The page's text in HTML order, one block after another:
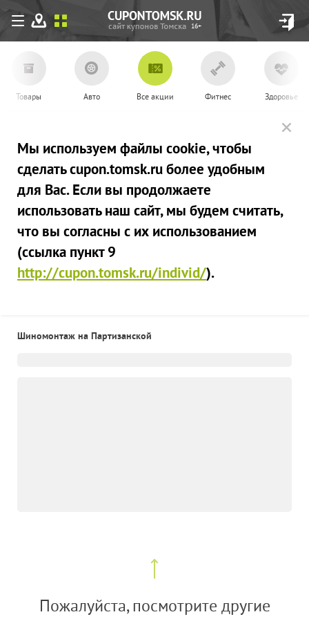
16+
Товары Авто Все акции Фитнес Здоровье
Мы используем файлы сookie, чтобы
сделать cupon.tomsk.ru более удобным
для Вас. Если вы продолжаете
использовать наш сайт, мы будем считать,
что вы согласны с их использованием
(ссылка пункт 9
http://cupon.tomsk.ru/individ/).
Шиномонтаж на Партизанской
Пожалуйста, посмотрите другие